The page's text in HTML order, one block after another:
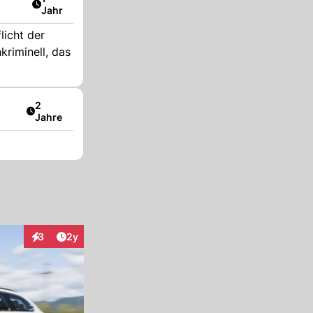
Jahr
der
das
Artikel veröffentlicht:
2
Jahre
3
InteraktionenArtikel veröffentlicht:
2y